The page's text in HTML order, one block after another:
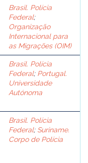
Brasil. Polícia
Federal;
Organização
Internacional para
as Migrações (OIM)
Brasil. Polícia
Federal; Portugal.
Universidade
Autónoma
Brasil. Polícia
Federal; Suriname.
Corpo de Polícia